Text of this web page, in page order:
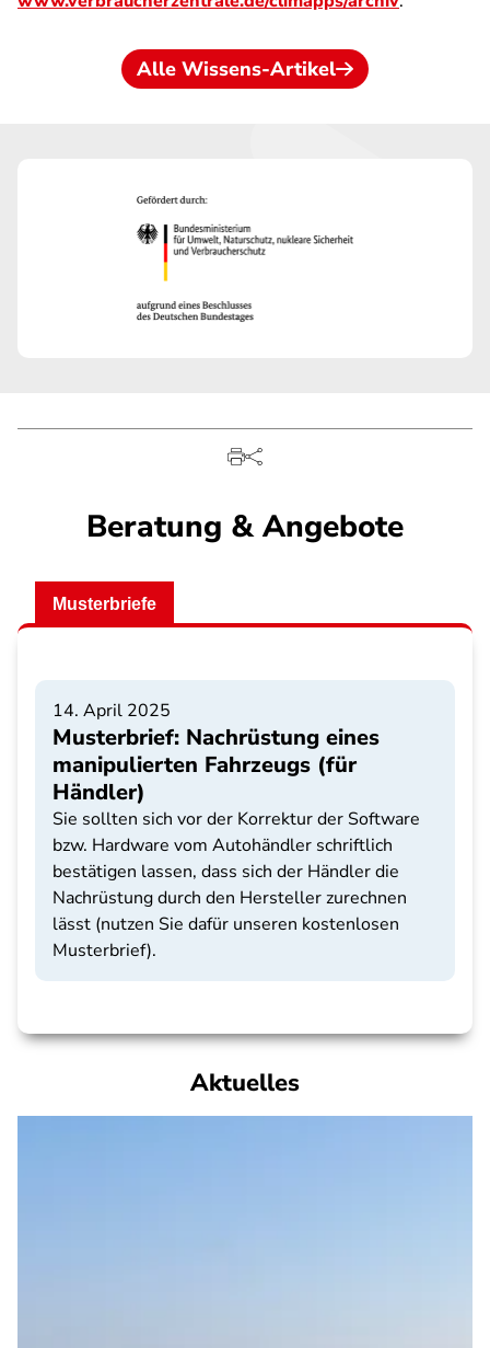
Alle Wissens-Artikel
Beratung & Angebote
Musterbriefe
14. April 2025
Musterbrief: Nachrüstung eines
manipulierten Fahrzeugs (für
Händler)
Sie sollten sich vor der Korrektur der Software
bzw. Hardware vom Autohändler schriftlich
bestätigen lassen, dass sich der Händler die
Nachrüstung durch den Hersteller zurechnen
lässt (nutzen Sie dafür unseren kostenlosen
Musterbrief).
Aktuelles